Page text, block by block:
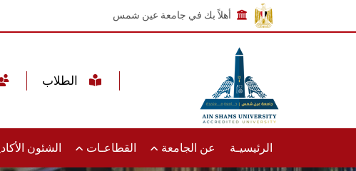
أهلاً بك في جامعة عين شمس
الرئيسيـة عن الجامعة القطاعـات الشئون